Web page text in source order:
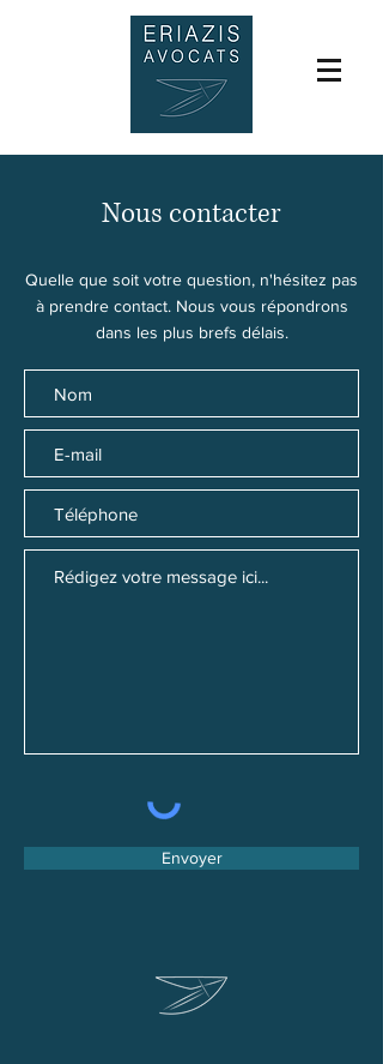
Nous contacter
Quelle que soit votre question, n'hésitez pas
à prendre contact. Nous vous répondrons
dans les plus brefs délais.
Envoyer